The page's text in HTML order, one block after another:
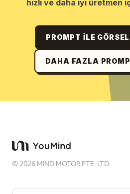
hızlı ve daha iyi üretmen
PROMPT ILE
DAHA FAZLA
©2026 MIND MOTOR PTE. LTD.